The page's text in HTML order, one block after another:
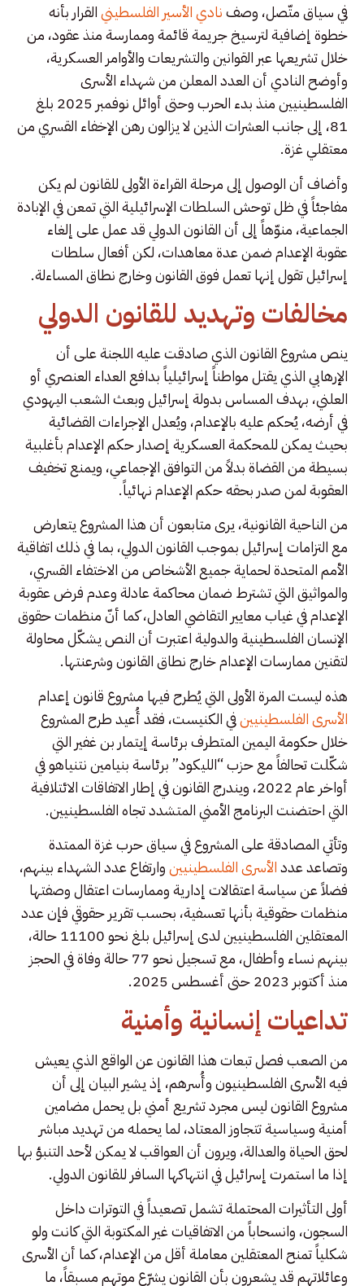
في سياق متّصل، وصفنادي الأسير الفلسطينيالقرار بأنه
خطوة إضافية لترسيخ جريمة قائمة وممارسة منذ عقود، من
خلال تشريعها عبر القوانين والتشريعات والأوامر العسكرية،
وأوضح النادي أن العدد المعلن من شهداء الأسرى
الفلسطينيين منذ بدء الحرب وحتى أوائل نوفمبر 2025 بلغ
81، إلى جانب العشرات الذين لا يزالون رهن الإخفاء القسري من
معتقلي غزة.
وأضاف أن الوصول إلى مرحلة القراءة الأولى للقانون لم يكن
مفاجئاً في ظل توحش السلطات الإسرائيلية التي تمعن في الإبادة
الجماعية، منوّهاً إلى أن القانون الدولي قد عمل على إلغاء
عقوبة الإعدام ضمن عدة معاهدات، لكن أفعال سلطات
إسرائيل تقول إنها تعمل فوق القانون وخارج نطاق المساءلة.
مخالفات وتهديد للقانون الدولي
ينص مشروع القانون الذي صادقت عليه اللجنة على أن
الإرهابي الذي يقتل مواطناً إسرائيلياً بدافع العداء العنصري أو
العلني، بهدف المساس بدولة إسرائيل وبعث الشعب اليهودي
في أرضه، يُحكم عليه بالإعدام، ويُعدل الإجراءات القضائية
بحيث يمكن للمحكمة العسكرية إصدار حكم الإعدام بأغلبية
بسيطة من القضاة بدلاً من التوافق الإجماعي، ويمنع تخفيف
العقوبة لمن صدر بحقه حكم الإعدام نهائياً.
من الناحية القانونية، يرى متابعون أن هذا المشروع يتعارض
مع التزامات إسرائيل بموجب القانون الدولي، بما في ذلك اتفاقية
الأمم المتحدة لحماية جميع الأشخاص من الاختفاء القسري،
والمواثيق التي تشترط ضمان محاكمة عادلة وعدم فرض عقوبة
الإعدام في غياب معايير التقاضي العادل، كما أنّ منظمات حقوق
الإنسان الفلسطينية والدولية اعتبرت أن النص يشكّل محاولة
لتقنين ممارسات الإعدام خارج نطاق القانون وشرعنتها.
هذه ليست المرة الأولى التي يُطرح فيها مشروع قانون إعدام
الأسرى الفلسطينيينفي الكنيست، فقد أُعيد طرح المشروع
خلال حكومة اليمين المتطرف برئاسة إيتمار بن غفير التي
شكّلت تحالفاً مع حزب “الليكود” برئاسة بنيامين نتنياهو في
أواخر عام 2022، ويندرج القانون في إطار الاتفاقات الائتلافية
التي احتضنت البرنامج الأمني المتشدد تجاه الفلسطينيين.
وتأتي المصادقة على المشروع في سياق حرب غزة الممتدة
وتصاعد عددالأسرى الفلسطينيينوارتفاع عدد الشهداء بينهم،
فضلاً عن سياسة اعتقالات إدارية وممارسات اعتقال وصفتها
منظمات حقوقية بأنها تعسفية، بحسب تقرير حقوقي فإن عدد
المعتقلين الفلسطينيين لدى إسرائيل بلغ نحو 11100 حالة،
بينهم نساء وأطفال، مع تسجيل نحو 77 حالة وفاة في الحجز
منذ أكتوبر 2023 حتى أغسطس 2025.
تداعيات إنسانية وأمنية
من الصعب فصل تبعات هذا القانون عن الواقع الذي يعيش
فيه الأسرى الفلسطينيون وأُسرهم، إذ يشير البيان إلى أن
مشروع القانون ليس مجرد تشريع أمني بل يحمل مضامين
أمنية وسياسية تتجاوز المعتاد، لما يحمله من تهديد مباشر
لحق الحياة والعدالة، ويرون أن العواقب لا يمكن لأحد التنبؤ بها
إذا ما استمرت إسرائيل في انتهاكها السافر للقانون الدولي.
أولى التأثيرات المحتملة تشمل تصعيداً في التوترات داخل
السجون، وانسحاباً من الاتفاقيات غير المكتوبة التي كانت ولو
شكلياً تمنح المعتقلين معاملة أقل من الإعدام، كما أن الأسرى
وعائلاتهم قد يشعرون بأن القانون يشرّع موتهم مسبقاً، ما